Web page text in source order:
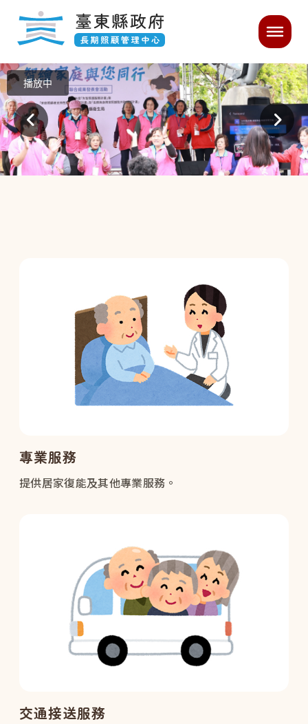
跳過頁首直接到內容
主要內容開始
播放中
專業服務
提供居家復能及其他專業服務。
交通接送服務